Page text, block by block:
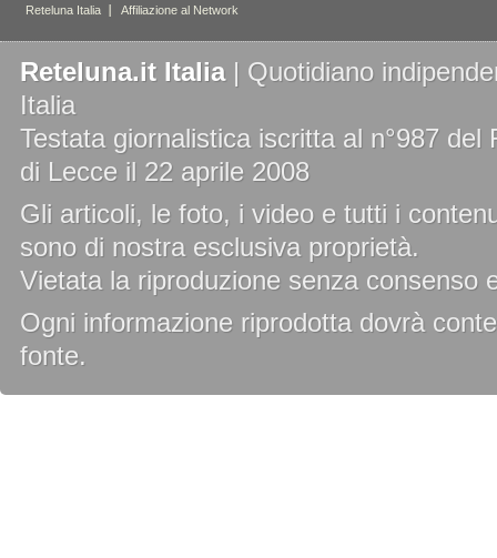
Reteluna.it Italia| Quotidiano
Italia
Testata giornalistica iscritta al n°987
di Lecce il 22 aprile 2008
Gli articoli, le foto, i video e tutti i
sono di nostra esclusiva proprietà.
Vietata la riproduzione senza consenso
Ogni informazione riprodotta dovrà
fonte.